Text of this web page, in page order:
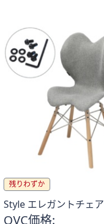
残りわずか
Style エレガントチェア
QVC価格: